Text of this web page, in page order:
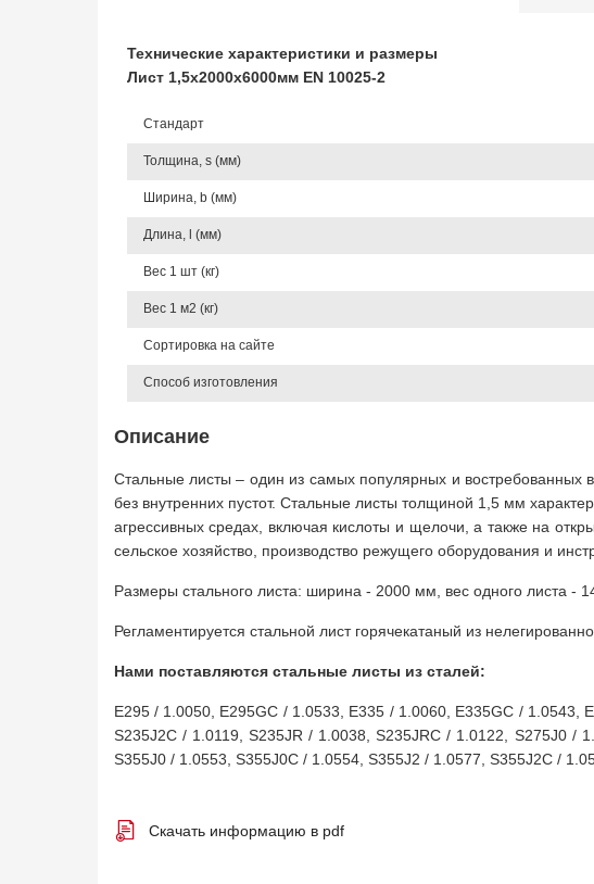
Технические характеристики и размеры
Лист 1,5х2000х6000мм EN 10025-2
Стандарт
Толщина, s (мм)
Ширина, b (мм)
Длина, l (мм)
Вес 1 шт (кг)
Вес 1 м2 (кг)
Сортировка на сайте
Способ изготовления
Описание
Стальные листы – один из самых популярных и востребованных
без внутренних пустот. Стальные листы толщиной 1,5 мм
агрессивных средах, включая кислоты и щелочи, а также на
сельское хозяйство, производство режущего оборудования и
Размеры стального листа: ширина - 2000 мм, вес одного листа -
Регламентируется стальной лист горячекатаный из
Нами поставляются стальные листы из сталей:
E295 / 1.0050, E295GC / 1.0533, E335 / 1.0060, E335GC / 1.0543,
S235J2C / 1.0119, S235JR / 1.0038, S235JRC / 1.0122, S275J0 /
S355J0 / 1.0553, S355J0C / 1.0554, S355J2 / 1.0577, S355J2C /
Скачать информацию в pdf